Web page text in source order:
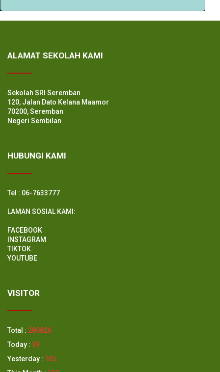
ALAMAT SEKOLAH KAMI
Sekolah SRI Seremban
120, Jalan Dato Kelana Maamor
70200, Seremban
Negeri Sembilan
HUBUNGI KAMI
Tel : 06-7633777
LAMAN SOSIAL KAMI:
FACEBOOK
INSTAGRAM
TIKTOK
YOUTUBE
VISITOR
Total : 280826
Today : 39
Yesterday : 105